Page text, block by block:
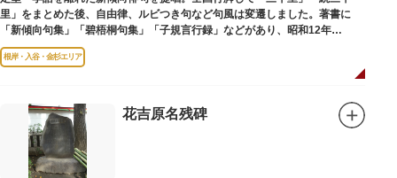
里」をまとめた後、自由律、ルビつき句など句風は変遷しました。著書に
「新傾向句集」「碧梧桐句集」「子規言行録」などがあり、昭和12年
（1937）に没し、お墓は梅林寺（ばいりんじ）にあります。
根岸・入谷・金杉エリア
花吉原名残碑